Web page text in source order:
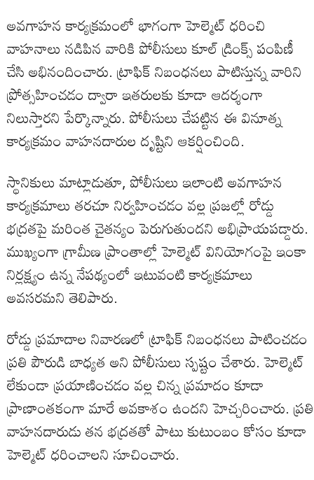
అవగాహన కార్యక్రమంలో భాగంగా హెల్మెట్ ధరించి
వాహనాలు నడిపిన వారికి పోలీసులు కూల్ డ్రింక్స్ పంపిణీ
చేసి అభినందించారు. ట్రాఫిక్ నిబంధనలు పాటిస్తున్న వారిని
ప్రోత్సహించడం ద్వారా ఇతరులకు కూడా ఆదర్శంగా
నిలుస్తారని పేర్కొన్నారు. పోలీసులు చేపట్టిన ఈ వినూత్న
కార్యక్రమం వాహనదారుల దృష్టిని ఆకర్షించింది.
స్థానికులు మాట్లాడుతూ, పోలీసులు ఇలాంటి అవగాహన
కార్యక్రమాలు తరచూ నిర్వహించడం వల్ల ప్రజల్లో రోడ్డు
భద్రతపై మరింత చైతన్యం పెరుగుతుందని అభిప్రాయపడ్డారు.
ముఖ్యంగా గ్రామీణ ప్రాంతాల్లో హెల్మెట్ వినియోగంపై ఇంకా
నిర్లక్ష్యం ఉన్న నేపథ్యంలో ఇటువంటి కార్యక్రమాలు
అవసరమని తెలిపారు.
రోడ్డు ప్రమాదాల నివారణలో ట్రాఫిక్ నిబంధనలు పాటించడం
ప్రతి పౌరుడి బాధ్యత అని పోలీసులు స్పష్టం చేశారు. హెల్మెట్
లేకుండా ప్రయాణించడం వల్ల చిన్న ప్రమాదం కూడా
ప్రాణాంతకంగా మారే అవకాశం ఉందని హెచ్చరించారు. ప్రతి
వాహనదారుడు తన భద్రతతో పాటు కుటుంబం కోసం కూడా
హెల్మెట్ ధరించాలని సూచించారు.